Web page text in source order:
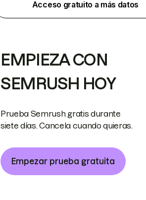
Acceso gratuito a más datos
EMPIEZA CON
SEMRUSH HOY
Prueba Semrush gratis durante
siete días. Cancela cuando quieras.
Empezar prueba gratuita